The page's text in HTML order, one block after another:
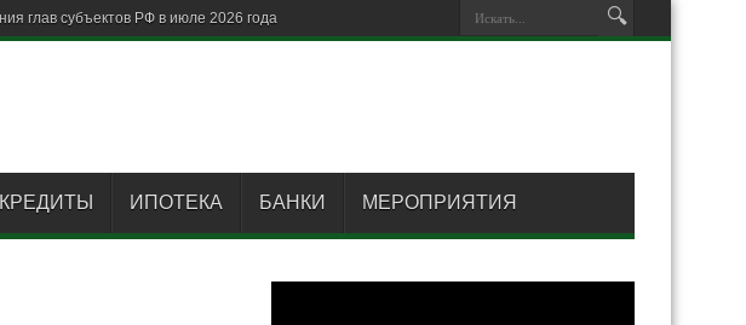
КРЕДИТЫ ИПОТЕКА БАНКИ МЕРОПРИЯТИЯ